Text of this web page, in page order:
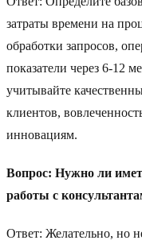
затраты времени на
обработки запросов,
показатели через 6-12
учитывайте
клиентов,
инновациям.
Вопрос: Нужно ли
работы с
Ответ: Желательно, но